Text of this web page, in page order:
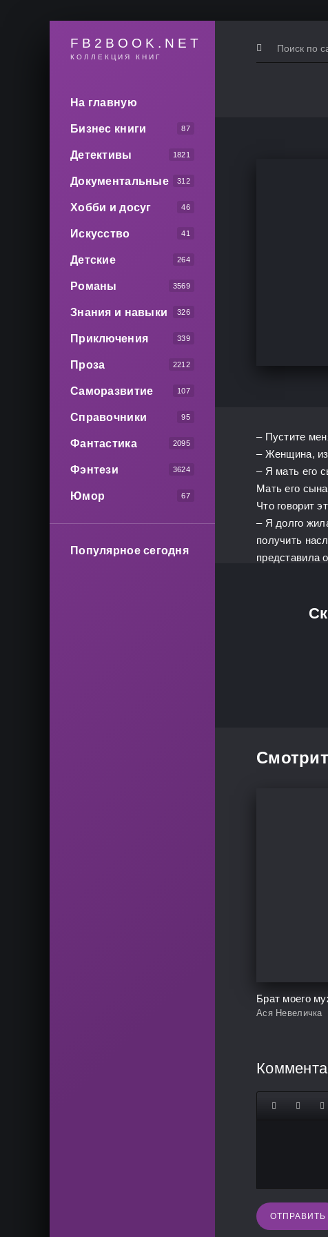
FB2BOOK.NET
КОЛЛЕКЦИЯ КНИГ
На главную
Бизнес книги 87
Детективы 1821
Документальные 312
Хобби и досуг 46
Искусство 41
Детские 264
Романы 3569
Знания и навыки 326
Приключения 339
Проза 2212
Саморазвитие 107
Справочники 95
Фантастика 2095
Фэнтези 3624
Юмор 67
Популярное сегодня
– Пустите
– Женщина,
– Я мать его
Мать его
Что говорит
– Я долго
получить
представила
Брат моего
Ася Невеличка
ОТПРАВИТЬ